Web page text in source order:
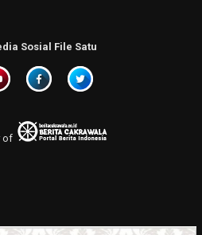
Sosial File Satu
of